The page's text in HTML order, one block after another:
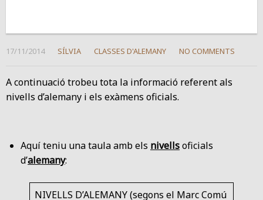
17/11/2014 SÍLVIA CLASSES D'ALEMANY NO COMMENTS
A continuació trobeu tota la informació referent als
nivells d’alemany i els exàmens oficials.
Aquí teniu una taula amb els nivellsoficials
d’alemany:
NIVELLS D’ALEMANY (segons el Marc Comú